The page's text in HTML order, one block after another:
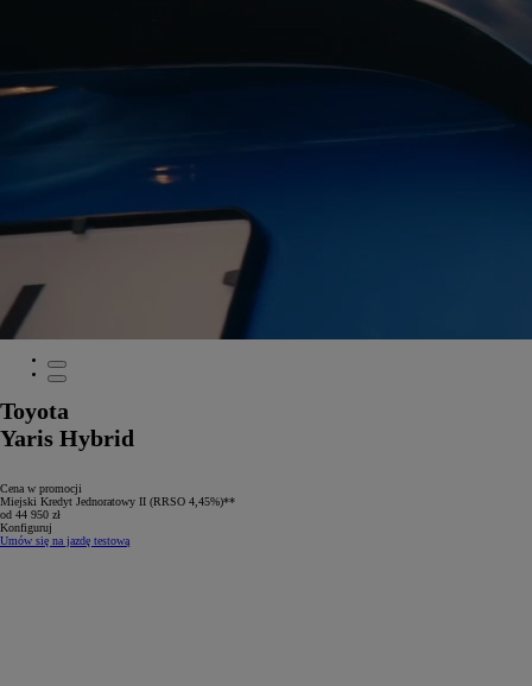
Toyota
Yaris Hybrid
Cena w promocji
Miejski Kredyt Jednoratowy II (RRSO 4,45%)**
od 44 950 zł
Konfiguruj
Umów się na jazdę testową